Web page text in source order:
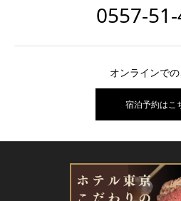
0557-
オンラインで
宿泊予約はこ